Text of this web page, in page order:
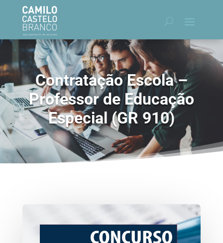
Contratação Escola –
Professor de Educação
Especial (GR 910)